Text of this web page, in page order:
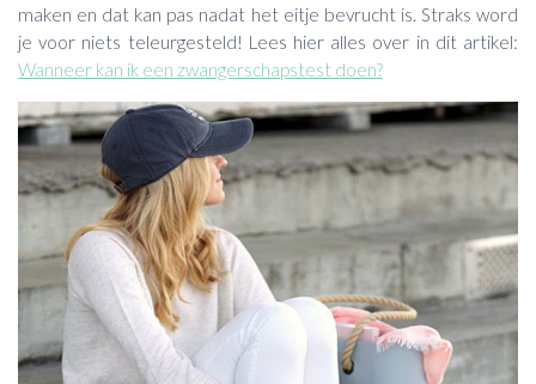
maken en dat kan pas nadat het eitje bevrucht is. Straks word
je voor niets teleurgesteld! Lees hier alles over in dit artikel:
Wanneer kan ik een zwangerschapstest doen?